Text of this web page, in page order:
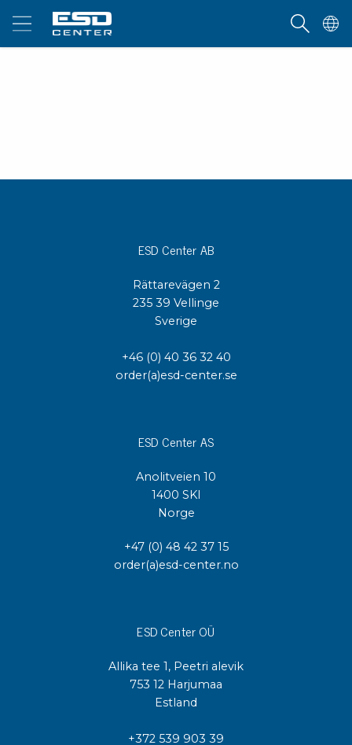
ESD Center AB
Rättarevägen 2
235 39 Vellinge
Sverige
+46 (0) 40 36 32 40
order(a)esd-center.se
ESD Center AS
Anolitveien 10
1400 SKI
Norge
+47 (0) 48 42 37 15
order(a)esd-center.no
ESD Center OÜ
Allika tee 1, Peetri alevik
753 12 Harjumaa
Estland
+372 539 903 39